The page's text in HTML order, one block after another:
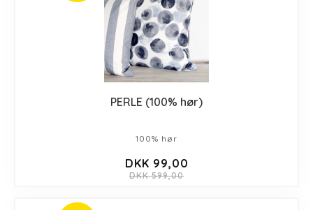
PERLE (100% hør)
100% hør
DKK 99,00
DKK 599,00